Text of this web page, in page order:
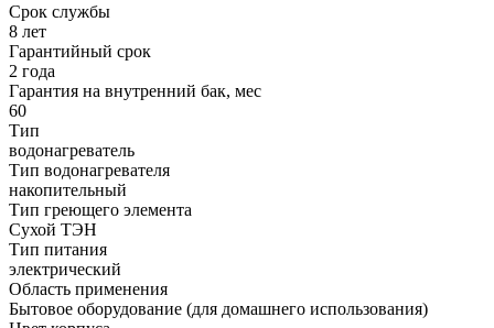
Срок службы
8 лет
Гарантийный срок
2 года
Гарантия на внутренний бак, мес
60
Тип
водонагреватель
Тип водонагревателя
накопительный
Тип греющего элемента
Сухой ТЭН
Тип питания
электрический
Область применения
Бытовое оборудование (для домашнего использования)